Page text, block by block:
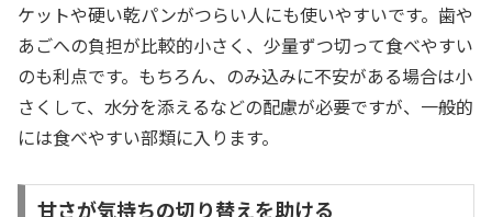
ケットや硬い乾パンがつらい人にも使いやすいです。歯や
あごへの負担が比較的小さく、少量ずつ切って食べやすい
のも利点です。もちろん、のみ込みに不安がある場合は小
さくして、水分を添えるなどの配慮が必要ですが、一般的
には食べやすい部類に入ります。
甘さが気持ちの切り替えを助ける